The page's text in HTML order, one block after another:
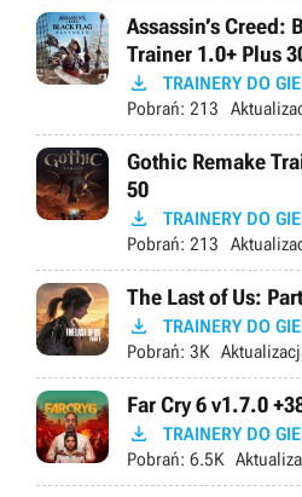
Assassin’s Creed:
Trainer 1.0+ Plus
 TRAINERY DO
Pobrań: 213
Gothic Remake
50
 TRAINERY DO
Pobrań: 213
The Last of Us:
 TRAINERY DO
Pobrań: 3K
Far Cry 6 v1.7.0
 TRAINERY DO
Pobrań: 6.5K